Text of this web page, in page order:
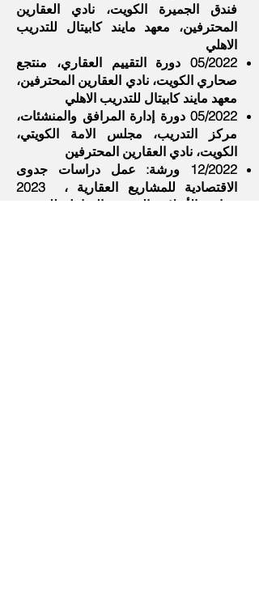
فندق الجميرة الكويت، نادي العقارين
المحترفين، معهد مايند كابيتال للتدريب
الاهلي
05/2022 دورة التقييم العقاري، منتجع
صحاري الكويت، نادي العقارين المحترفين،
معهد مايند كابيتال للتدريب الاهلي
05/2022 دورة إدارة المرافق والمنشئات،
مركز التدريب، مجلس الامة الكويتي،
الكويت، نادي العقارين المحترفين
12/2022 ورشة: عمل دراسات جدوى
الاقتصادية للمشاريع العقارية ، 2023
برنامج الأونلاين السنوي الشامل للتدريب